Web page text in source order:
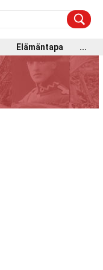
Elämäntapa ...